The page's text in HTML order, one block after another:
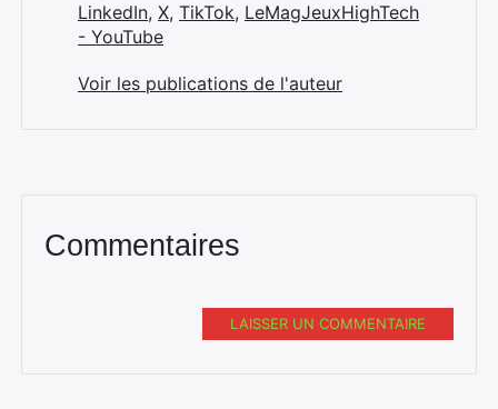
LinkedIn, X, TikTok, LeMagJeuxHighTech
- YouTube
Voir les publications de l'auteur
Commentaires
LAISSER UN COMMENTAIRE